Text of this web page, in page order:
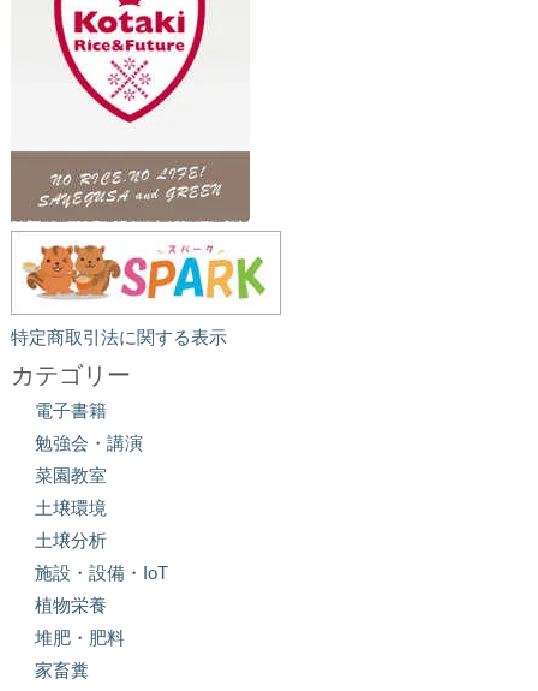
特定商取引法に関する表示
カテゴリー
電子書籍
勉強会・講演
菜園教室
土壌環境
土壌分析
施設・設備・IoT
植物栄養
堆肥・肥料
家畜糞